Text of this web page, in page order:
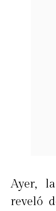
Ayer,
reveló